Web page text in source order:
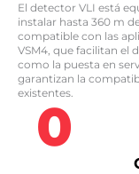
El detector VLI está
instalar hasta 360 m
compatible con las
VSM4, que facilitan el
como la puesta en
garantizan la
existentes.
0